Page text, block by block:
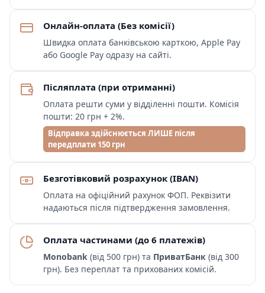
Онлайн-оплата (Без комісії)
Швидка оплата банківською карткою, Apple Pay
або Google Pay одразу на сайті.
Післяплата (при отриманні)
Оплата решти суми у відділенні пошти. Комісія
пошти: 20 грн + 2%.
Відправка здійснюється ЛИШЕ після
передплати 150 грн
Безготівковий розрахунок (IBAN)
Оплата на офіційний рахунок ФОП. Реквізити
надаються після підтвердження замовлення.
Оплата частинами (до 6 платежів)
Monobank (від 500 грн) та ПриватБанк (від 300
грн). Без переплат та прихованих комісій.